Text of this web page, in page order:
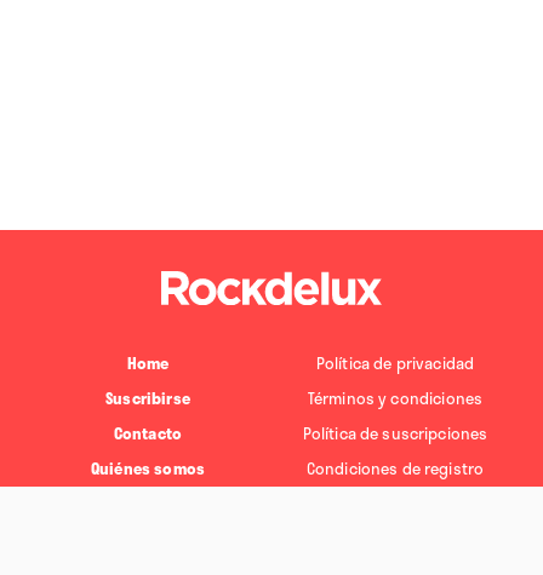
Home
Suscribirse
Contacto
Quiénes somos
Política de privacidad
Términos y condiciones
Política de suscripciones
Condiciones de registro